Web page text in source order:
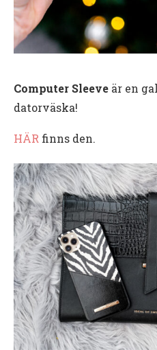
Computer Sleeve är en
datorväska!
HÄR finns den.